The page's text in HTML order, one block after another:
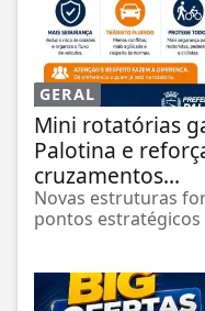
GERAL
Mini rotatórias
Palotina e
cruzamentos...
Novas estruturas
pontos estratégicos